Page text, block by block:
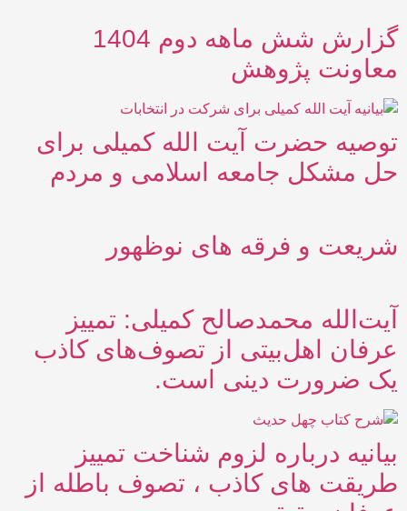
گزارش شش ماهه دوم 1404
معاونت پژوهش
توصیه حضرت آیت الله کمیلی برای
حل مشکل جامعه اسلامی و مردم
شریعت و فرقه های نوظهور
آیت‌الله محمدصالح کمیلی: تمییز
عرفان اهل‌بیتی از تصوف‌های کاذب
یک ضرورت دینی است.
بیانیه درباره لزوم شناخت تمییز
طریقت های کاذب ، تصوف باطله از